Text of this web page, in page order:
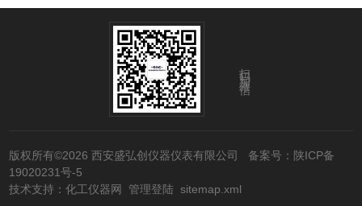
扫码加微信
版权所有©2026 西安盛弘创仪器仪表有限公司 备案号：陕ICP备
19020231号-5
技术支持：化工仪器网 管理登陆 sitemap.xml